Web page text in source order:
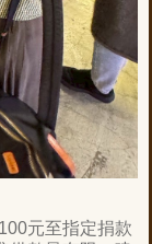
100元至指定捐款